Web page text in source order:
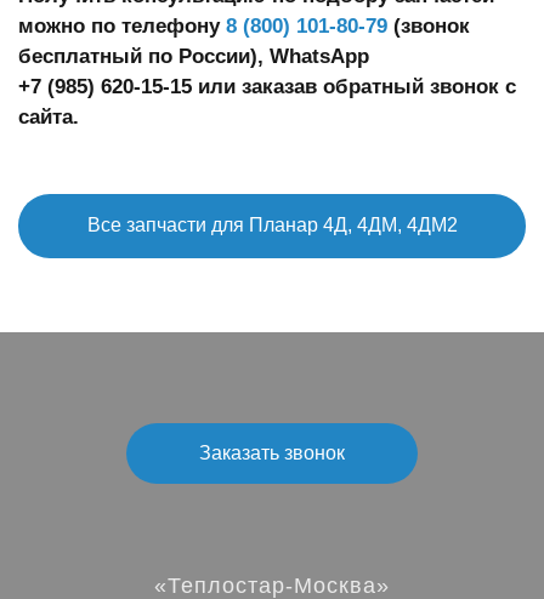
можно по телефону 8 (800) 101‑80‑79 (звонок
бесплатный по России), WhatsApp
+7 (985) 620‑15‑15 или заказав обратный звонок с
сайта.
Все запчасти для Планар 4Д, 4ДМ, 4ДМ2
Заказать звонок
«Теплостар-Москва»